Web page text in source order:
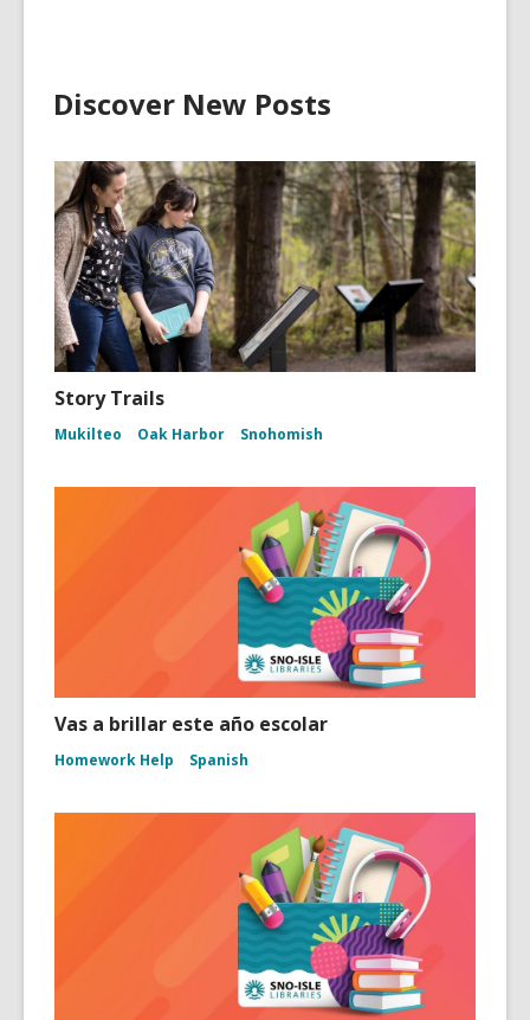
Discover New Posts
Story Trails
Mukilteo Oak Harbor Snohomish
Vas a brillar este año escolar
Homework Help Spanish